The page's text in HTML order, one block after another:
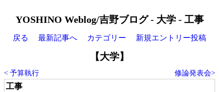
YOSHINO Weblog/吉野ブログ - 大学 - 工事
戻る 最新記事へ カテゴリー 新規エントリー投稿
【大学】
< 予算執行 修論発表会>
工事